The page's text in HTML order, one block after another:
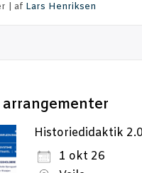
af Lars Henriksen
Historiedidaktik 2.0
1 okt 26